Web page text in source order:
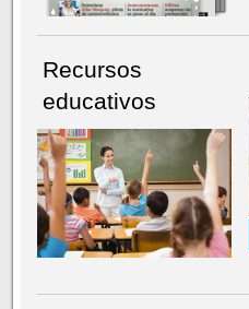
Recursos
educativos